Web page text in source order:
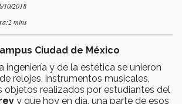
10/2018
mins
Ciudad de México
ingeniería y de la estética se unieron
relojes, instrumentos musicales,
objetos realizados por estudiantes del
y que hoy en día, una parte de esos